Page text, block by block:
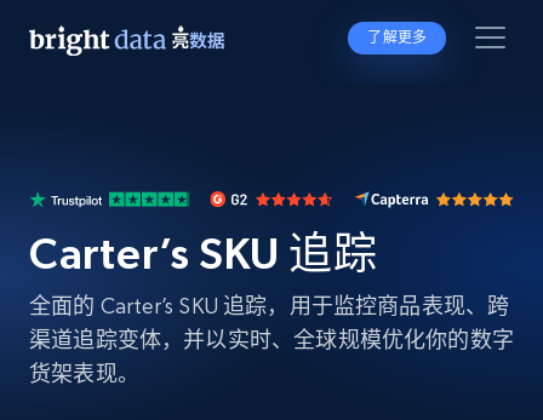
了解更多
Carter’s SKU 追踪
全面的 Carter’s SKU 追踪，用于监控商品表现、跨
渠道追踪变体，并以实时、全球规模优化你的数字
货架表现。